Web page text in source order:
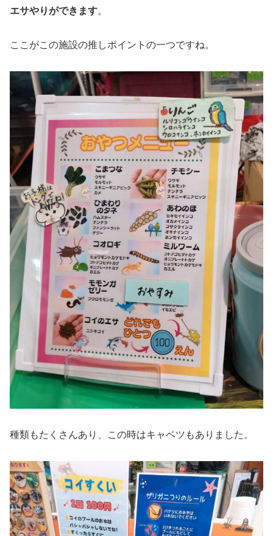
エサやりができます。
ここがこの施設の推しポイントの一つですね。
種類もたくさんあり、この時はキャベツもありました。